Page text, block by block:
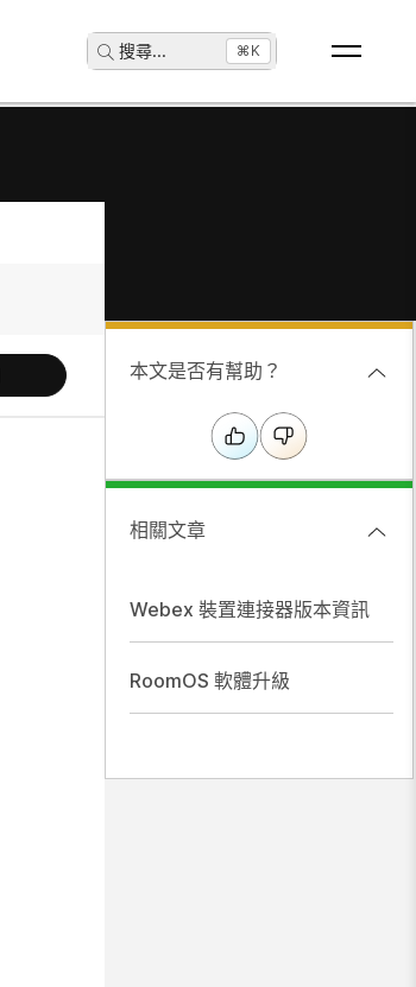
搜尋... ⌘K
本文是否有幫助？
相關文章
Webex 裝置連接器版本資訊
RoomOS 軟體升級